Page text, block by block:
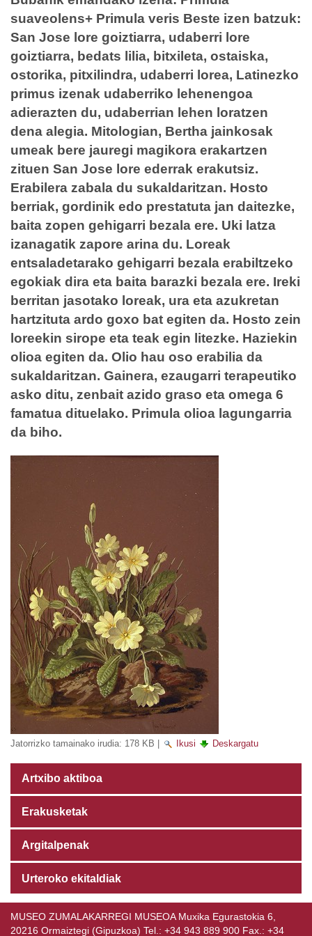
suaveolens+ Primula veris Beste izen batzuk:
San Jose lore goiztiarra, udaberri lore
goiztiarra, bedats lilia, bitxileta, ostaiska,
ostorika, pitxilindra, udaberri lorea, Latinezko
primus izenak udaberriko lehenengoa
adierazten du, udaberrian lehen loratzen
dena alegia. Mitologian, Bertha jainkosak
umeak bere jauregi magikora erakartzen
zituen San Jose lore ederrak erakutsiz.
Erabilera zabala du sukaldaritzan. Hosto
berriak, gordinik edo prestatuta jan daitezke,
baita zopen gehigarri bezala ere. Uki latza
izanagatik zapore arina du. Loreak
entsaladetarako gehigarri bezala erabiltzeko
egokiak dira eta baita barazki bezala ere. Ireki
berritan jasotako loreak, ura eta azukretan
hartzituta ardo goxo bat egiten da. Hosto zein
loreekin sirope eta teak egin litezke. Haziekin
olioa egiten da. Olio hau oso erabilia da
sukaldaritzan. Gainera, ezaugarri terapeutiko
asko ditu, zenbait azido graso eta omega 6
famatua dituelako. Primula olioa lagungarria
da biho.
Jatorrizko tamainako irudia: 178 KB | Ikusi Deskargatu
Artxibo aktiboa
Erakusketak
Argitalpenak
Urteroko ekitaldiak
MUSEO ZUMALAKARREGI MUSEOA Muxika Egurastokia 6,
20216 Ormaiztegi (Gipuzkoa) Tel.: +34 943 889 900 Fax.: +34